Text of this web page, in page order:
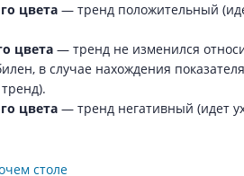
цвета — тренд положительный
цвета — тренд не изменился
в случае нахождения
цвета — тренд негативный (идет